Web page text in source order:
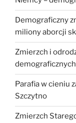
Demograficzny
miliony aborcji
Zmierzch i
Parafia w cieniu
Szczytno
Zmierzch